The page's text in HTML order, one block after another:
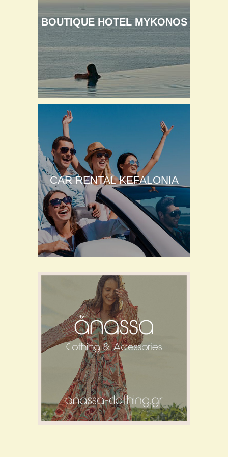
BOUTIQUE HOTEL MYKONOS
CAR RENTAL KEFALONIA